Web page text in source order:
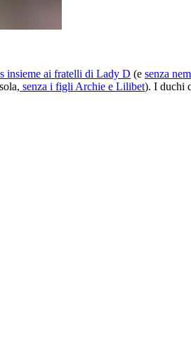
insieme ai fratelli di Lady D (e senza
senza i figli Archie e Lilibet). I duchi